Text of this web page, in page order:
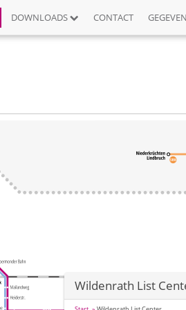
DOWNLOADS CONTACT
Wildenrath List